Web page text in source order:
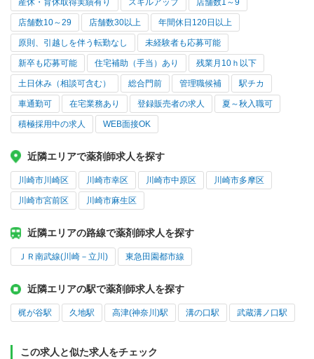
産休・育休取得実績有り スキルアップ 店舗数1～9
店舗数10～29 店舗数30以上 年間休日120日以上
原則、引越しを伴う転勤なし 未経験者も応募可能
新卒も応募可能 住宅補助（手当）あり 残業月10ｈ以下
土日休み（相談可含む） 総合門前 管理職候補 駅チカ
車通勤可 在宅業務あり 登録販売者の求人 夏～秋入職可
積極採用中の求人 WEB面接OK
近隣エリアで薬剤師求人を探す
川崎市川崎区 川崎市幸区 川崎市中原区 川崎市多摩区
川崎市宮前区 川崎市麻生区
近隣エリアの路線で薬剤師求人を探す
ＪＲ南武線(川崎－立川) 東急田園都市線
近隣エリアの駅で薬剤師求人を探す
梶が谷駅 久地駅 高津(神奈川)駅 溝の口駅 武蔵溝ノ口駅
この求人と似た求人をチェック